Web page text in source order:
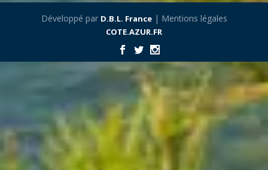
Développé par D.B.L. France| Mentions légales
COTE.AZUR.FR